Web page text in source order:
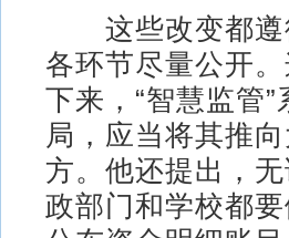
这些改变都遵
各环节尽量公开
下来，“智慧监管
局，应当将其推
方。他还提出，
政部门和学校都